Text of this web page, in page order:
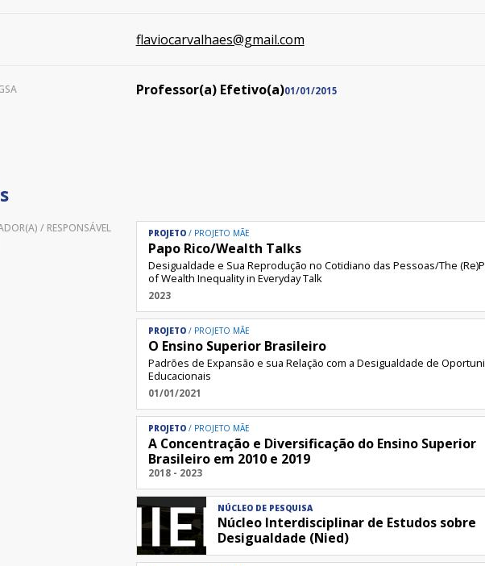
flaviocarvalhaes@gmail.com
Professor(a) Efetivo(a)01/01/2015
/ RESPONSÁVEL PROJETO PROJETO MÃE
Papo Rico/Wealth Talks
Desigualdade e Sua Reprodução no Cotidiano das Pessoas/The
of Wealth Inequality in Everyday Talk
2023
PROJETO PROJETO MÃE
O Ensino Superior Brasileiro
Padrões de Expansão e sua Relação com a Desigualdade de
Educacionais
01/01/2021
PROJETO PROJETO MÃE
A Concentração e Diversificação do Ensino Superior
Brasileiro em 2010 e 2019
2018 - 2023
NÚCLEO DE PESQUISA
Núcleo Interdisciplinar de Estudos sobre
Desigualdade (Nied)